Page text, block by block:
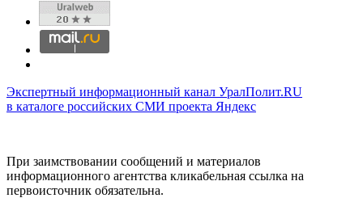
Экспертный информационный канал УралПолит.RU
в каталоге российских СМИ проекта Яндекс
При заимствовании сообщений и материалов
информационного агентства кликабельная ссылка на
первоисточник обязательна.